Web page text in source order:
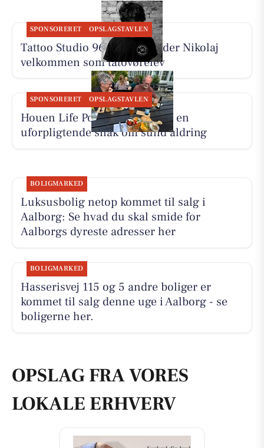
SPONSORERET OPSLAGSTAVLEN
Tattoo Studio 96 Aalborg byder Nikolaj
velkommen som tatovørelev
SPONSORERET OPSLAGSTAVLEN
Houen Life Power inviterer til en
uforpligtende snak om sund aldring
BOLIGMARKED
Luksusbolig netop kommet til salg i
Aalborg: Se hvad du skal smide for
Aalborgs dyreste adresser her
BOLIGMARKED
Hasserisvej 115 og 5 andre boliger er
kommet til salg denne uge i Aalborg - se
boligerne her.
OPSLAG FRA VORES
LOKALE ERHVERV